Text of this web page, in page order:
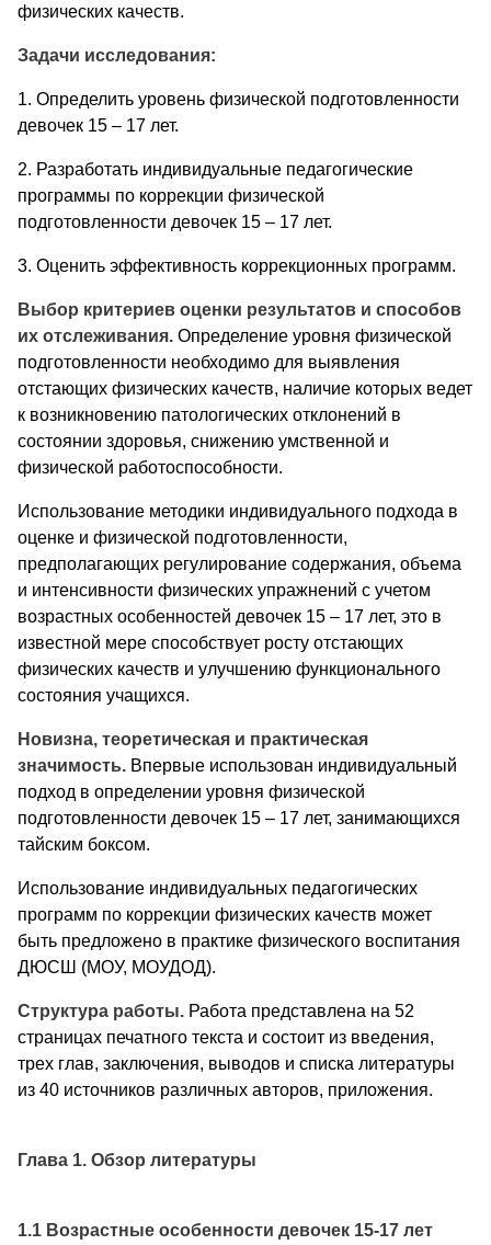
физических качеств.
Задачи исследования:
1. Определить уровень физической подготовленности
девочек 15 – 17 лет.
2. Разработать индивидуальные педагогические
программы по коррекции физической
подготовленности девочек 15 – 17 лет.
3. Оценить эффективность коррекционных программ.
Выбор критериев оценки результатов и способов
их отслеживания. Определение уровня физической
подготовленности необходимо для выявления
отстающих физических качеств, наличие которых ведет
к возникновению патологических отклонений в
состоянии здоровья, снижению умственной и
физической работоспособности.
Использование методики индивидуального подхода в
оценке и физической подготовленности,
предполагающих регулирование содержания, объема
и интенсивности физических упражнений с учетом
возрастных особенностей девочек 15 – 17 лет, это в
известной мере способствует росту отстающих
физических качеств и улучшению функционального
состояния учащихся.
Новизна, теоретическая и практическая
значимость. Впервые использован индивидуальный
подход в определении уровня физической
подготовленности девочек 15 – 17 лет, занимающихся
тайским боксом.
Использование индивидуальных педагогических
программ по коррекции физических качеств может
быть предложено в практике физического воспитания
ДЮСШ (МОУ, МОУДОД).
Структура работы. Работа представлена на 52
страницах печатного текста и состоит из введения,
трех глав, заключения, выводов и списка литературы
из 40 источников различных авторов, приложения.
Глава 1. Обзор литературы
1.1 Возрастные особенности девочек 15-17 лет